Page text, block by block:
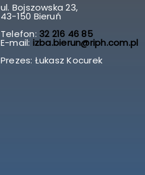
ul. Bojszowska 23,
43-150 Bieruń
Telefon: 32 216 46 85
E-mail: izba.bierun@riph.com.pl
Prezes: Łukasz Kocurek